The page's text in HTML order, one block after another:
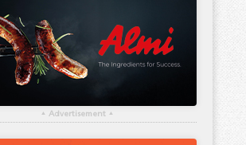
▴ Advertisement ▴